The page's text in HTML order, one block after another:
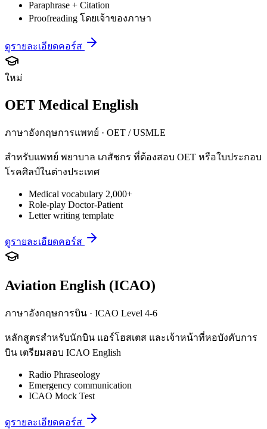
Paraphrase + Citation
Proofreading โดยเจ้าของภาษา
ดูรายละเอียดคอร์ส
ใหม่
OET Medical English
ภาษาอังกฤษการแพทย์ · OET / USMLE
สำหรับแพทย์ พยาบาล เภสัชกร ที่ต้องสอบ OET หรือใบประกอบ
โรคศิลป์ในต่างประเทศ
Medical vocabulary 2,000+
Role-play Doctor-Patient
Letter writing template
ดูรายละเอียดคอร์ส
Aviation English (ICAO)
ภาษาอังกฤษการบิน · ICAO Level 4-6
หลักสูตรสำหรับนักบิน แอร์โฮสเตส และเจ้าหน้าที่หอบังคับการ
บิน เตรียมสอบ ICAO English
Radio Phraseology
Emergency communication
ICAO Mock Test
ดูรายละเอียดคอร์ส